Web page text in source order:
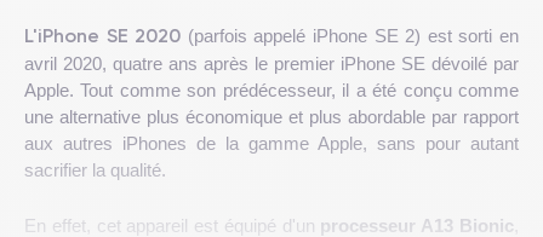
L'iPhone SE 2020 (parfois appelé iPhone SE 2) est sorti en
avril 2020, quatre ans après le premier iPhone SE dévoilé par
Apple. Tout comme son prédécesseur, il a été conçu comme
une alternative plus économique et plus abordable par rapport
aux autres iPhones de la gamme Apple, sans pour autant
sacrifier la qualité.
En effet, cet appareil est équipé d'un processeur A13 Bionic